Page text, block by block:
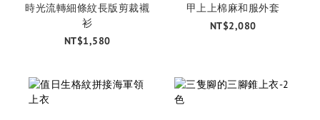
時光流轉細條紋長版剪裁襯
衫
NT$1,580
甲上上棉麻和服外套
NT$2,080